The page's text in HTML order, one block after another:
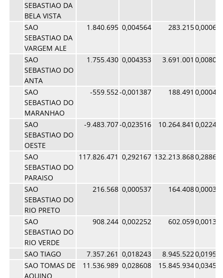
SEBASTIAO DA
BELA VISTA
SAO
SEBASTIAO DA
VARGEM ALE
1.840.695 0,004564 283.215
SAO
SEBASTIAO DO
ANTA
1.755.430 0,004353 3.691.001
SAO
SEBASTIAO DO
MARANHAO
-559.552-0,001387 188.491
SAO
SEBASTIAO DO
OESTE
-9.483.707-0,023516 10.264.841
SAO
SEBASTIAO DO
PARAISO
117.826.471 0,292167 132.213.868
SAO
SEBASTIAO DO
RIO PRETO
216.568 0,000537 164.408
SAO
SEBASTIAO DO
RIO VERDE
908.244 0,002252 602.059
SAO TIAGO 7.357.261 0,018243 8.945.522
SAO TOMAS DE
AQUINO
11.536.989 0,028608 15.845.934